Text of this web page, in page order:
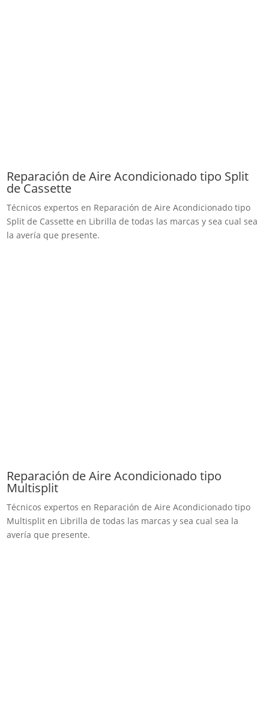
Reparación de Aire Acondicionado tipo Split
de Cassette
Técnicos expertos en Reparación de Aire Acondicionado tipo
Split de Cassette en Librilla de todas las marcas y sea cual sea
la avería que presente.
Reparación de Aire Acondicionado tipo
Multisplit
Técnicos expertos en Reparación de Aire Acondicionado tipo
Multisplit en Librilla de todas las marcas y sea cual sea la
avería que presente.